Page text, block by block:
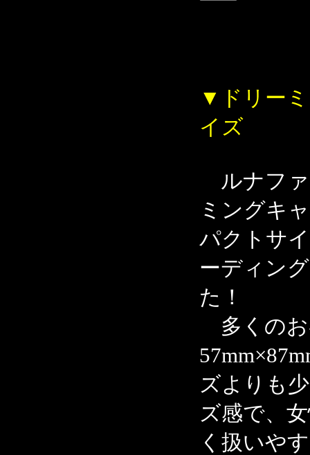
▼ドリー
イズ
ルナファ
ミングキ
パクトサ
ーディン
た！
多くのお
ズよりも
ズ感で、
く扱いや